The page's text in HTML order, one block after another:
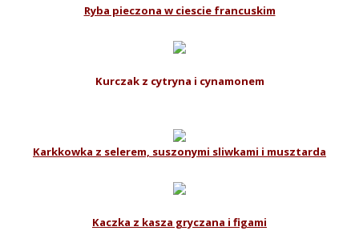
Ryba pieczona w ciescie francuskim
Kurczak z cytryna i cynamonem
Karkkowka z selerem, suszonymi sliwkami i musztarda
Kaczka z kasza gryczana i figami